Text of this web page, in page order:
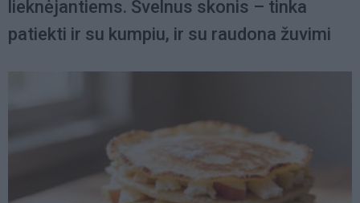
lieknėjantiems. Švelnus skonis – tinka
patiekti ir su kumpiu, ir su raudona žuvimi